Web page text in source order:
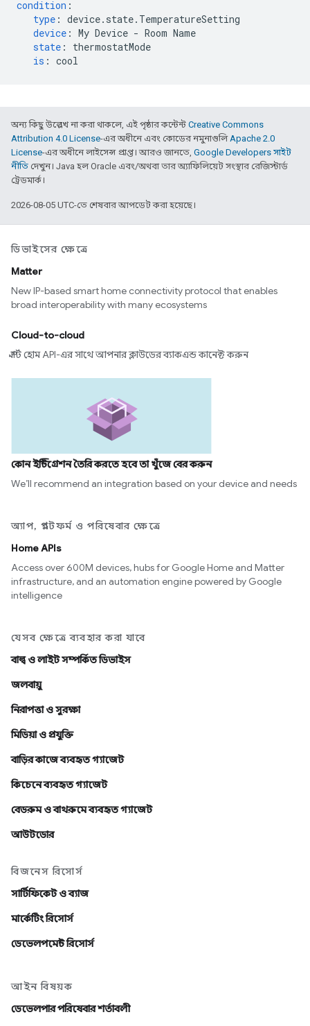
condition :
type : device.state.TemperatureSetting
device : My Device - Room Name
state :
thermostatMode
is : cool
অন্য কিছু উল্লেখ না করা থাকলে, এই পৃষ্ঠার কন্টেন্ট Creative Commons
Attribution 4.0 License-এর অধীনে এবং কোডের নমুনাগুলিApache 2.0
License-এর অধীনে লাইসেন্স প্রাপ্ত। আরও জানতে, Google Developers সাইট
নীতি দেখুন। Java হল Oracle এবং/অথবা তার অ্যাফিলিয়েট সংস্থার রেজিস্টার্ড
ট্রেডমার্ক।
2026-08-05 UTC-তে শেষবার আপডেট করা হয়েছে।
ডিভাইসের ক্ষেত্রে
Matter
New IP-based smart home connectivity protocol that enables
broad interoperability with many ecosystems
Cloud-to-cloud
স্মার্ট হোম API-এর সাথে আপনার ক্লাউডের ব্যাকএন্ড কানেক্ট করুন
কোন ইন্টিগ্রেশন তৈরি করতে হবে তা খুঁজে বের করুন
We’ll recommend an integration based on your device and needs
অ্যাপ, প্ল্যাটফর্ম ও পরিষেবার ক্ষেত্রে
Home APIs
Access over 600M devices, hubs for Google Home and Matter
infrastructure, and an automation engine powered by Google
intelligence
যেসব ক্ষেত্রে ব্যবহার করা যাবে
বাল্ব ও লাইট সম্পর্কিত ডিভাইস
জলবায়ু
নিরাপত্তা ও সুরক্ষা
মিডিয়া ও প্রযুক্তি
বাড়ির কাজে ব্যবহৃত গ্যাজেট
কিচেনে ব্যবহৃত গ্যাজেট
বেডরুম ও বাথরুমে ব্যবহৃত গ্যাজেট
আউটডোর
বিজনেস রিসোর্স
সার্টিফিকেট ও ব্যাজ
মার্কেটিং রিসোর্স
ডেভেলপমেন্ট রিসোর্স
আইন বিষয়ক
ডেভেলপার পরিষেবার শর্তাবলী